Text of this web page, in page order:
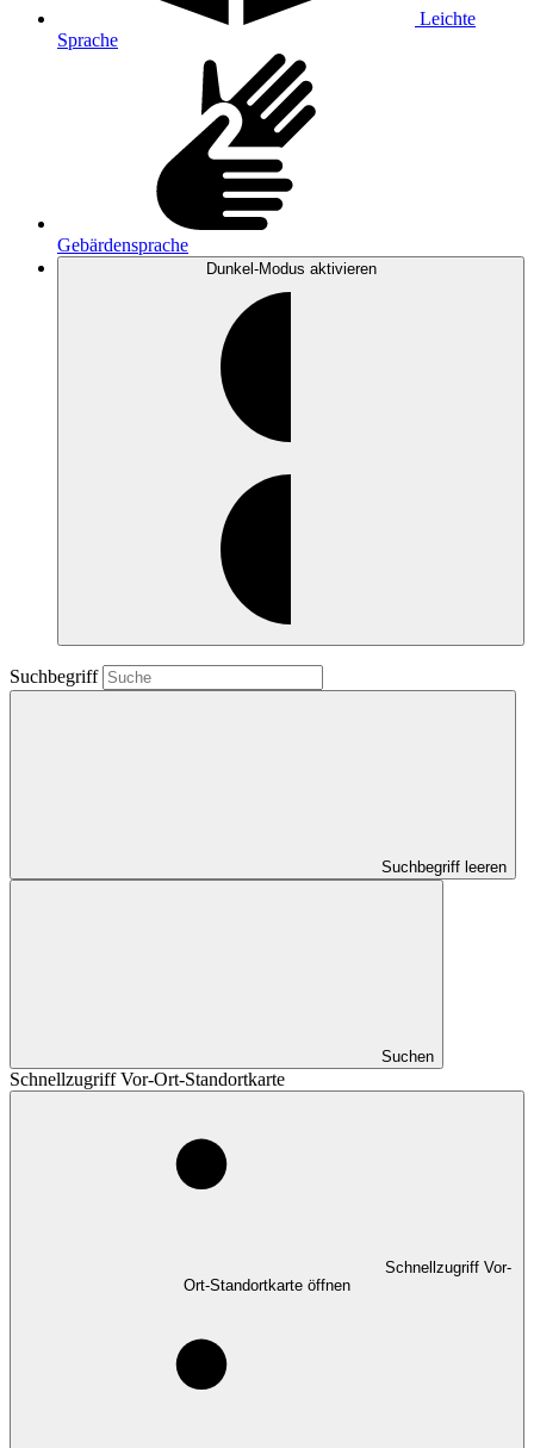
Leichte
Sprache
Gebärdensprache
Dunkel-Modus aktivieren
Suchbegriff
Suchbegriff leeren
Suchen
Schnellzugriff Vor-Ort-Standortkarte
Schnellzugriff Vor-
Ort-Standortkarte öffnen